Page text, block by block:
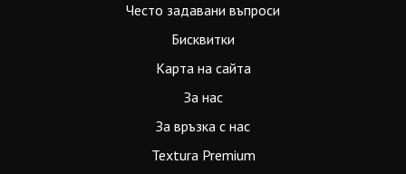
Често задавани въпроси
Бисквитки
Карта на сайта
За нас
За връзка с нас
Textura Premium